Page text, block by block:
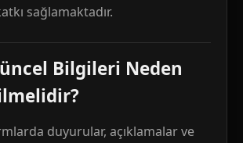
sağlamaktadır.
Bilgileri Neden
duyurular, açıklamalar ve